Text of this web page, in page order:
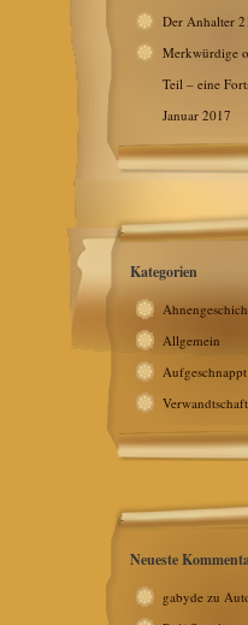
Der Anhalter
Merkwürdige
Teil – eine
Januar 2017
Kategorien
Allgemein
Aufgeschnappt
Verwandtschaft
Neueste
gabyde zu